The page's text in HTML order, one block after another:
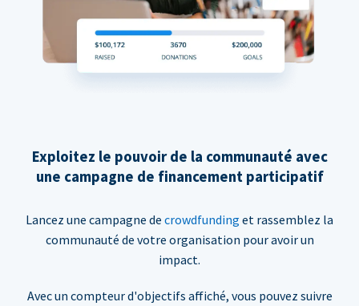
Exploitez le pouvoir de la communauté avec
une campagne de financement participatif
Lancez une campagne de crowdfunding et rassemblez la
communauté de votre organisation pour avoir un
impact.
Avec un compteur d'objectifs affiché, vous pouvez suivre